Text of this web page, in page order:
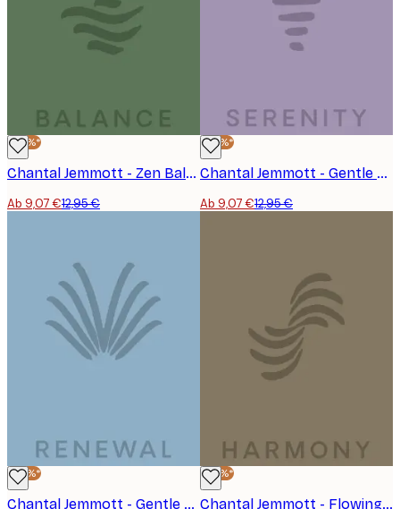
-30%*
Chantal Jemmott - Zen Balance Flow Poster
Ab 9,07 €12,95 €
-30%*
Chantal Jemmott - Gentle Lavender Serenity Poster
Ab 9,07 €12,95 €
-30%*
Chantal Jemmott - Gentle Renewal Growth Poster
-30%*
Chantal Jemmott - Flowing Harmony Curves Poster